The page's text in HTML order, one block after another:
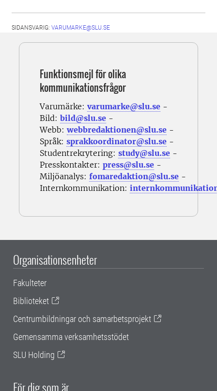
SIDANSVARIG: VARUMARKE@SLU.SE
Funktionsmejl för olika
kommunikationsfrågor
Varumärke: varumarke@slu.se -
Bild: bild@slu.se -
Webb:webbredaktionen@slu.se -
Språk: sprakkoordinator@slu.se -
Studentrekrytering: study@slu.se -
Presskontakter: press@slu.se -
Miljöanalys: fomaredaktion@slu.se -
Internkommunikation:
Organisationsenheter
Fakulteter
Biblioteket
Centrumbildningar och samarbetsprojekt
Gemensamma verksamhetsstödet
SLU Holding
För dig som är